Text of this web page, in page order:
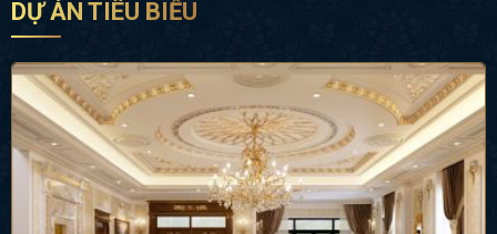
DỰ ÁN TIÊU BIỂU